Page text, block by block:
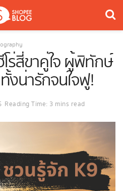
ร่สี่ขาคู่ใจ ผู้พิทักษ์
งน่ารักจนใจฟู!
Reading Time: 3 mins read